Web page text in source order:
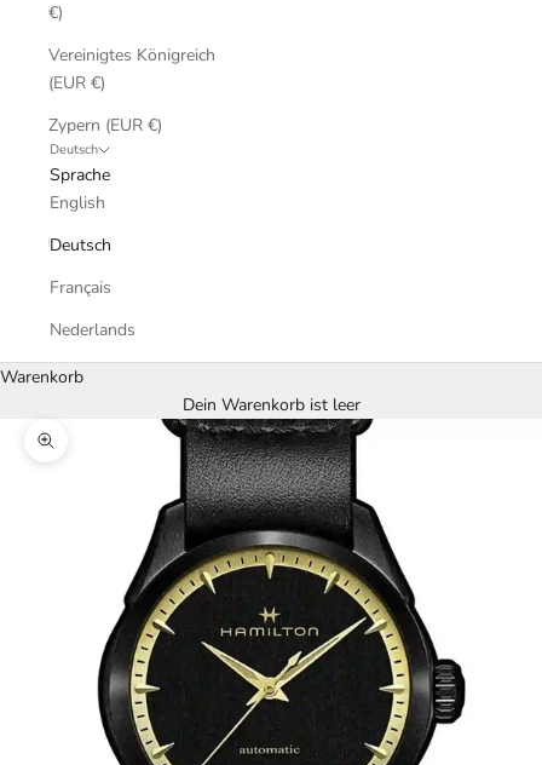
€)
Vereinigtes Königreich
(EUR €)
Zypern (EUR €)
Deutsch
Sprache
English
Deutsch
Français
Nederlands
Warenkorb
Dein Warenkorb ist leer
Bild vergrößern